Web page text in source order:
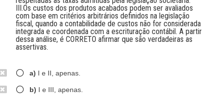
III.Os custos dos produtos acabados podem ser avaliados
com base em critérios arbitrários definidos na legislação
fiscal, quando a contabilidade de custos não for considerada
integrada e coordenada com a escrituração contábil. A partir
dessa análise, é CORRETO afirmar que são verdadeiras as
assertivas.
a) I e II, apenas.
b) I e III, apenas.